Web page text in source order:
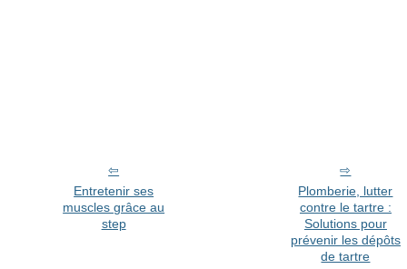
Entretenir ses
muscles grâce au
step
Plomberie, lutter
contre le tartre :
Solutions pour
prévenir les dépôts
de tartre